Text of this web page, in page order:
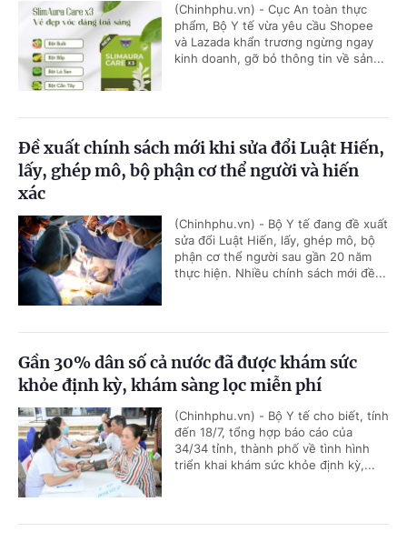
(Chinhphu.vn) - Cục An toàn thực
phẩm, Bộ Y tế vừa yêu cầu Shopee
và Lazada khẩn trương ngừng ngay
kinh doanh, gỡ bỏ thông tin về sản...
Đề xuất chính sách mới khi sửa đổi Luật Hiến,
lấy, ghép mô, bộ phận cơ thể người và hiến
xác
(Chinhphu.vn) - Bộ Y tế đang đề xuất
sửa đổi Luật Hiến, lấy, ghép mô, bộ
phận cơ thể người sau gần 20 năm
thực hiện. Nhiều chính sách mới đề...
Gần 30% dân số cả nước đã được khám sức
khỏe định kỳ, khám sàng lọc miễn phí
(Chinhphu.vn) - Bộ Y tế cho biết, tính
đến 18/7, tổng hợp báo cáo của
34/34 tỉnh, thành phố về tình hình
triển khai khám sức khỏe định kỳ,...